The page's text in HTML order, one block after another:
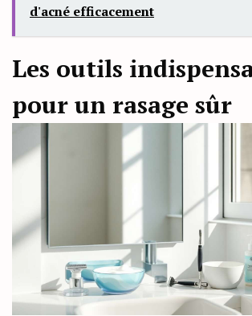
d'acné efficacement
Les outils
pour un rasage sûr